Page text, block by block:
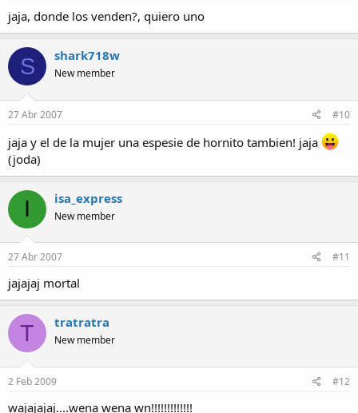
jaja, donde los venden?, quiero uno
S shark718w
New member
27 Abr 2007 #10
jaja y el de la mujer una espesie de hornito tambien! jaja
(joda)
I isa_express
New member
27 Abr 2007 #11
jajajaj mortal
T tratratra
New member
2 Feb 2009 #12
wajajajaj....wena wena wn!!!!!!!!!!!!!